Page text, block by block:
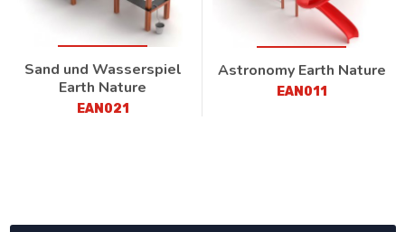
Sand und Wasserspiel
Earth Nature
EAN021
Astronomy Earth Nature
EAN011